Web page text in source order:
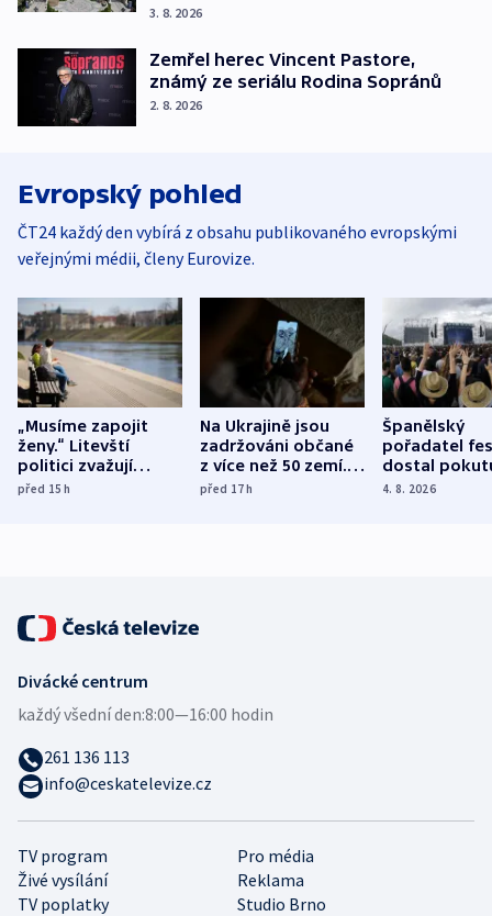
3. 8. 2026
Zemřel herec Vincent Pastore,
známý ze seriálu Rodina Sopránů
2. 8. 2026
Evropský pohled
ČT24 každý den vybírá z obsahu publikovaného evropskými
veřejnými médii, členy Eurovize.
„Musíme zapojit
ženy.“ Litevští
politici zvažují
dohodu o
před 15h
Na Ukrajině jsou
zadržováni občané
z více než 50 zemí.
Bojovali na straně
před 17h
Španělský
pořadatel
dostal
nekalé
4. 8. 2026
TV program
Pro média
Živé vysílání
Reklama
TV poplatky
Studio Brno
Divácké centrum
každý všední den:8:00—16:00 hodin
261 136 113
info@ceskatelevize.cz